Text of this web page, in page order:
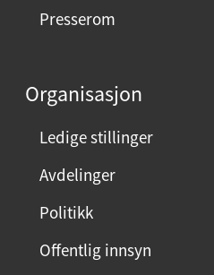
n
Presserom
Organisasjon
Ledige stillinger
Avdelinger
Politikk
Offentlig innsyn